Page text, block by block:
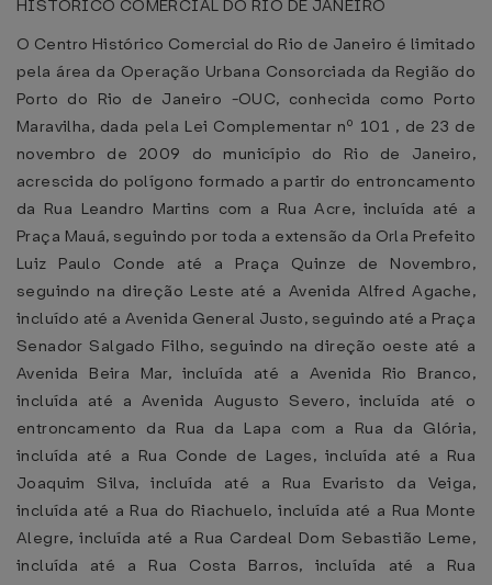
HISTÓRICO COMERCIAL DO RIO DE JANEIRO
O Centro Histórico Comercial do Rio de Janeiro é limitado
pela área da Operação Urbana Consorciada da Região do
Porto do Rio de Janeiro -OUC, conhecida como Porto
Maravilha, dada pela Lei Complementar nº 101 , de 23 de
novembro de 2009 do município do Rio de Janeiro,
acrescida do polígono formado a partir do entroncamento
da Rua Leandro Martins com a Rua Acre, incluída até a
Praça Mauá, seguindo por toda a extensão da Orla Prefeito
Luiz Paulo Conde até a Praça Quinze de Novembro,
seguindo na direção Leste até a Avenida Alfred Agache,
incluído até a Avenida General Justo, seguindo até a Praça
Senador Salgado Filho, seguindo na direção oeste até a
Avenida Beira Mar, incluída até a Avenida Rio Branco,
incluída até a Avenida Augusto Severo, incluída até o
entroncamento da Rua da Lapa com a Rua da Glória,
incluída até a Rua Conde de Lages, incluída até a Rua
Joaquim Silva, incluída até a Rua Evaristo da Veiga,
incluída até a Rua do Riachuelo, incluída até a Rua Monte
Alegre, incluída até a Rua Cardeal Dom Sebastião Leme,
incluída até a Rua Costa Barros, incluída até a Rua